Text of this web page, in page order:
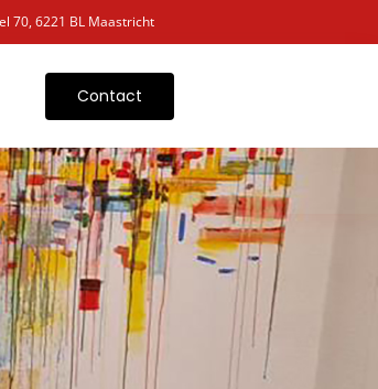
70, 6221 BL Maastricht
Contact